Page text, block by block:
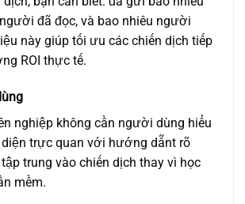
đã đọc, và bao nhiêu người
này giúp tối ưu các chiến dịch tiếp
ROI thực tế.
nghiệp không cần người dùng hiểu
diện trực quan với hướng dẫnt rõ
trung vào chiến dịch thay vì học
mềm.